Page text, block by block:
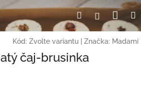
HledatPřihlášení
Kód: Zvolte variantu Značka: Madami
čaj-brusinka